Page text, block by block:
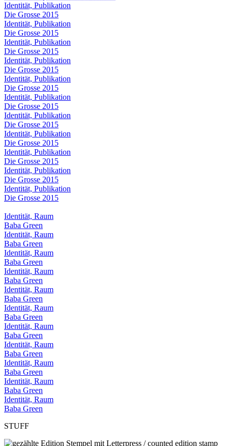
Identität, Publikation
Die Grosse 2015
Identität, Publikation
Die Grosse 2015
Identität, Publikation
Die Grosse 2015
Identität, Publikation
Die Grosse 2015
Identität, Publikation
Die Grosse 2015
Identität, Publikation
Die Grosse 2015
Identität, Publikation
Die Grosse 2015
Identität, Publikation
Die Grosse 2015
Identität, Publikation
Die Grosse 2015
Identität, Publikation
Die Grosse 2015
Identität, Publikation
Die Grosse 2015
Identität, Raum
Baba Green
Identität, Raum
Baba Green
Identität, Raum
Baba Green
Identität, Raum
Baba Green
Identität, Raum
Baba Green
Identität, Raum
Baba Green
Identität, Raum
Baba Green
Identität, Raum
Baba Green
Identität, Raum
Baba Green
Identität, Raum
Baba Green
Identität, Raum
Baba Green
STUFF